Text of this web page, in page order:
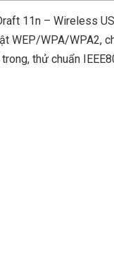
11n – Wireless
WEP/WPA/WPA2,
thử chuẩn